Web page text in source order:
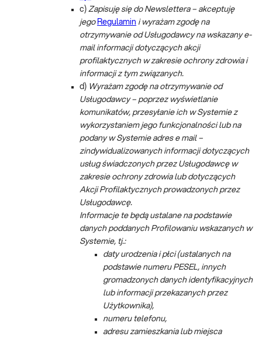
c) Zapisuję się do Newslettera – akceptuję
jego Regulamin i wyrażam zgodę na
otrzymywanie od Usługodawcy na wskazany e-
mail informacji dotyczących akcji
profilaktycznych w zakresie ochrony zdrowia i
informacji z tym związanych.
d) Wyrażam zgodę na otrzymywanie od
Usługodawcy – poprzez wyświetlanie
komunikatów, przesyłanie ich w Systemie z
wykorzystaniem jego funkcjonalności lub na
podany w Systemie adres e mail –
zindywidualizowanych informacji dotyczących
usług świadczonych przez Usługodawcę w
zakresie ochrony zdrowia lub dotyczących
Akcji Profilaktycznych prowadzonych przez
Usługodawcę.
Informacje te będą ustalane na podstawie
danych poddanych Profilowaniu wskazanych w
Systemie, tj.:
daty urodzenia i płci (ustalanych na
podstawie numeru PESEL, innych
gromadzonych danych identyfikacyjnych
lub informacji przekazanych przez
Użytkownika),
numeru telefonu,
adresu zamieszkania lub miejsca